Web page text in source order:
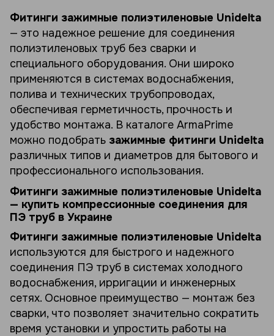
Фитинги зажимные полиэтиленовые Unidelta
— это надежное решение для соединения
полиэтиленовых труб без сварки и
специального оборудования. Они широко
применяются в системах водоснабжения,
полива и технических трубопроводах,
обеспечивая герметичность, прочность и
удобство монтажа. В каталоге ArmaPrime
можно подобрать зажимные фитинги Unidelta
различных типов и диаметров для бытового и
профессионального использования.
Фитинги зажимные полиэтиленовые Unidelta
— купить компрессионные соединения для
ПЭ труб в Украине
Фитинги зажимные полиэтиленовые Unidelta
используются для быстрого и надежного
соединения ПЭ труб в системах холодного
водоснабжения, ирригации и инженерных
сетях. Основное преимущество — монтаж без
сварки, что позволяет значительно сократить
время установки и упростить работы на